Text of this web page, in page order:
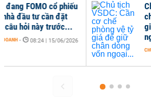
Nếu đang FOMO cổ phiếu
AI, nhà đầu tư cần đặt
các câu hỏi này trước...
KINH DOANH - 08:24 | 15/06/2026